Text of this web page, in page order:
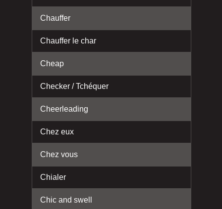
Chauffer
Chauffer le char
Cheap
Checker / Tchéquer
Cheerleading
Chez eux
Chez vous
Chialer
Chic and swell